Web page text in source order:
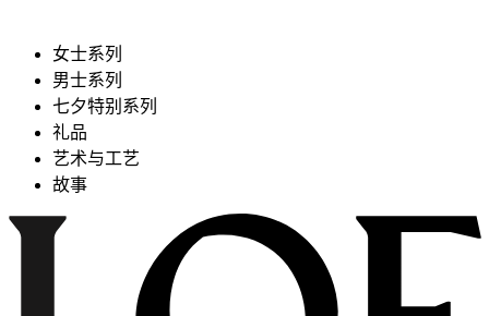
女士系列
男士系列
七夕特别系列
礼品
艺术与工艺
故事